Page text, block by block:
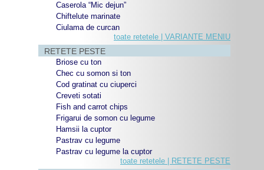
Caserola “Mic dejun”
Chiftelute marinate
Ciulama de curcan
toate retetele | VARIANTE MENIU
RETETE PESTE
Briose cu ton
Chec cu somon si ton
Cod gratinat cu ciuperci
Creveti sotati
Fish and carrot chips
Frigarui de somon cu legume
Hamsii la cuptor
Pastrav cu legume
Pastrav cu legume la cuptor
toate retetele | RETETE PESTE